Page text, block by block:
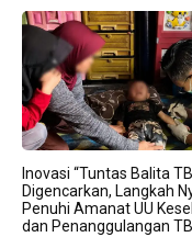
Inovasi “Tuntas Balita
Digencarkan, Langkah
Penuhi Amanat UU
dan Penanggulangan TB